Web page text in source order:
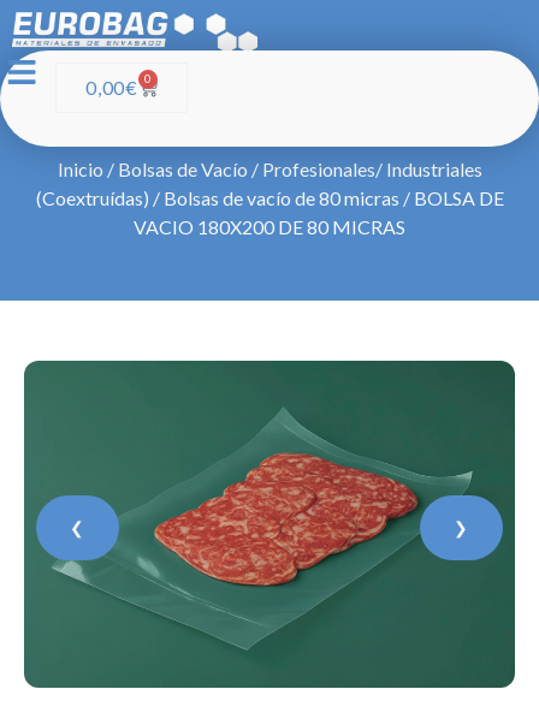
0,00€ 0
Inicio / Bolsas de Vacío / Profesionales/ Industriales
(Coextruídas) / Bolsas de vacío de 80 micras / BOLSA DE
VACIO 180X200 DE 80 MICRAS
❮ ❯